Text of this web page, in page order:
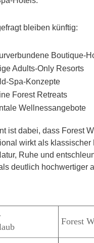
bleiben künftig:
Boutique-
Adults-Only Resorts
Spa-Konzepte
Forest Retreats
Wellnessangebote
ist dabei, dass Forest
wirkt als klassischer
Ruhe und
deutlich hochwertiger
Forest